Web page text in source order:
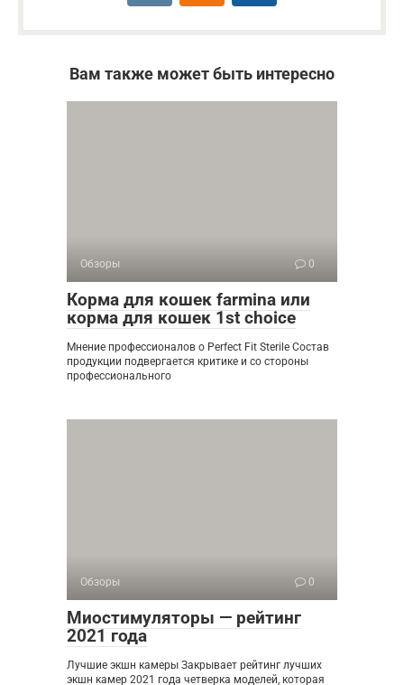
Вам также может быть интересно
Обзоры 0
Корма для кошек farmina или
корма для кошек 1st choice
Мнение профессионалов о Perfect Fit Sterile Состав
продукции подвергается критике и со стороны
профессионального
Обзоры 0
Миостимуляторы — рейтинг
2021 года
Лучшие экшн камеры Закрывает рейтинг лучших
экшн камер 2021 года четверка моделей, которая